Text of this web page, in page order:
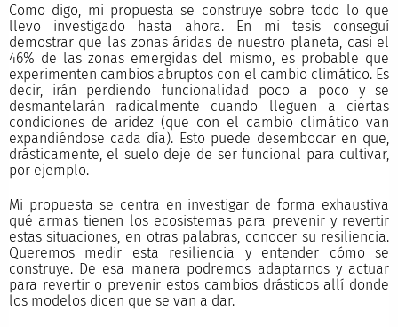
Como digo, mi propuesta se construye sobre todo lo que
llevo investigado hasta ahora. En mi tesis conseguí
demostrar que las zonas áridas de nuestro planeta, casi el
46% de las zonas emergidas del mismo, es probable que
experimenten cambios abruptos con el cambio climático. Es
decir, irán perdiendo funcionalidad poco a poco y se
desmantelarán radicalmente cuando lleguen a ciertas
condiciones de aridez (que con el cambio climático van
expandiéndose cada día). Esto puede desembocar en que,
drásticamente, el suelo deje de ser funcional para cultivar,
por ejemplo.
Mi propuesta se centra en investigar de forma exhaustiva
qué armas tienen los ecosistemas para prevenir y revertir
estas situaciones, en otras palabras, conocer su resiliencia.
Queremos medir esta resiliencia y entender cómo se
construye. De esa manera podremos adaptarnos y actuar
para revertir o prevenir estos cambios drásticos allí donde
los modelos dicen que se van a dar.